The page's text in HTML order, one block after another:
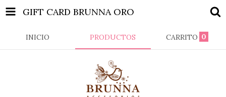
GIFT CARD BRUNNA ORO
INICIO PRODUCTOS CARRITO 0